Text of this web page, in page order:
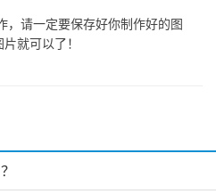
，请一定要保存好你制作好的图
就可以了！